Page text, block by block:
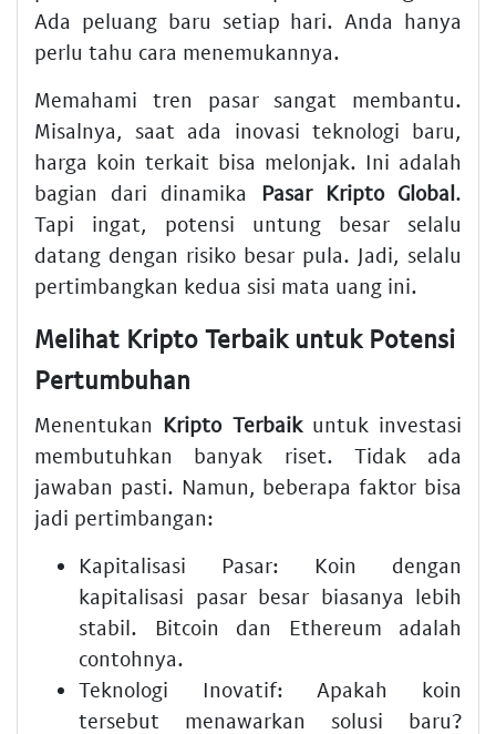
Ada peluang baru setiap hari. Anda hanya
perlu tahu cara menemukannya.
Memahami tren pasar sangat membantu.
Misalnya, saat ada inovasi teknologi baru,
harga koin terkait bisa melonjak. Ini adalah
bagian dari dinamika
Pasar Kripto Global.
Tapi ingat, potensi untung besar selalu
datang dengan risiko besar pula. Jadi, selalu
pertimbangkan kedua sisi mata uang ini.
Melihat Kripto Terbaik untuk Potensi
Pertumbuhan
Menentukan Kripto Terbaikuntuk investasi
membutuhkan banyak riset. Tidak ada
jawaban pasti. Namun, beberapa faktor bisa
jadi pertimbangan:
Kapitalisasi Pasar: Koin dengan
kapitalisasi pasar besar biasanya lebih
stabil. Bitcoin dan Ethereum adalah
contohnya.
Teknologi Inovatif: Apakah koin
tersebut menawarkan solusi baru?